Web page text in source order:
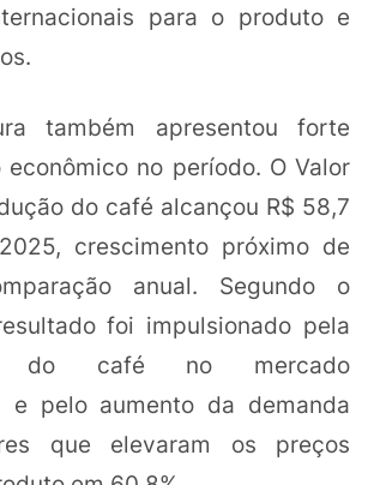
para o produto e
também apresentou forte
econômico no período. O Valor
do café alcançou R$ 58,7
crescimento próximo de
anual. Segundo o
foi impulsionado pela
do café no mercado
e pelo aumento da demanda
que elevaram os preços